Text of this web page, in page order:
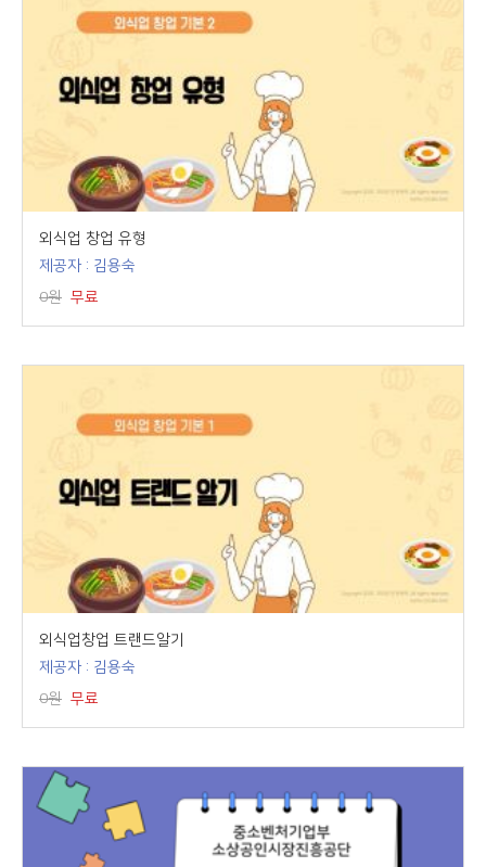
외식업 창업 유형
제공자 : 김용숙
0원 무료
외식업창업 트랜드알기
제공자 : 김용숙
0원 무료